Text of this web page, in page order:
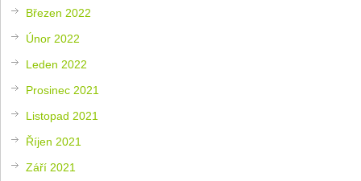
Březen 2022
Únor 2022
Leden 2022
Prosinec 2021
Listopad 2021
Říjen 2021
Září 2021